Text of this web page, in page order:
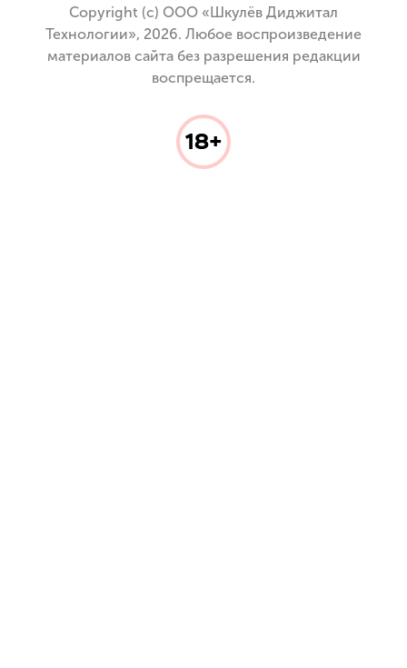
Copyright (с) ООО «Шкулёв Диджитал
Технологии», 2026. Любое воспроизведение
материалов сайта без разрешения редакции
воспрещается.
18+